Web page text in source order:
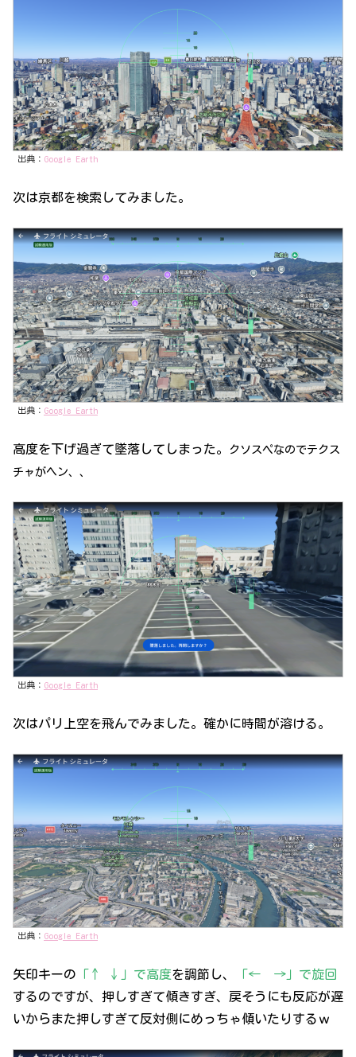
出典： Google Earth
次は京都を検索してみました。
出典： Google Earth
高度を下げ過ぎて墜落してしまった。 クソスペなのでテクス
チャがヘン、、
出典： Google Earth
次はパリ上空を飛んでみました。確かに時間が溶ける。
出典： Google Earth
矢印キーの 「↑ ↓」で高度を調節し、
「← →」で旋回
するのですが、押しすぎて傾きすぎ、戻そうにも反応が遅
いからまた押しすぎて反対側にめっちゃ傾いたりするｗ